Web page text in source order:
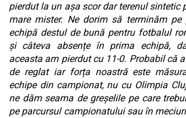
pierdut la un așa scor dar terenul sintetic
mare mister. Ne dorim să terminăm pe
echipă destul de bună pentru fotbalul
și câteva absențe în prima echipă,
aceasta am pierdut cu 11-0. Probabil că
de reglat iar forța noastră este
echipe din campionat, nu cu Olimpia
ne dăm seama de greșelile pe care
pe parcursul campionatului sau în